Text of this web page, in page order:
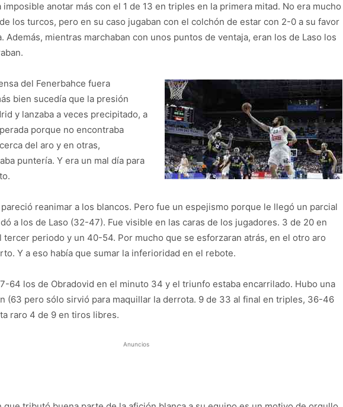
imposible anotar más con el 1 de 13 en triples en la primera mitad. No era mucho
los turcos, pero en su caso jugaban con el colchón de estar con 2-0 a su favor
Además, mientras marchaban con unos puntos de ventaja, eran los de Laso los
del Fenerbahce fuera
bien sucedía que la presión
y lanzaba a veces precipitado, a
porque no encontraba
del aro y en otras,
puntería. Y era un mal día para
reanimar a los blancos. Pero fue un espejismo porque le llegó un parcial
a los de Laso (32-47). Fue visible en las caras de los jugadores. 3 de 20 en
tercer periodo y un 40-54. Por mucho que se esforzaran atrás, en el otro aro
Y a eso había que sumar la inferioridad en el rebote.
64 los de Obradovid en el minuto 34 y el triunfo estaba encarrilado. Hubo una
(63 pero sólo sirvió para maquillar la derrota. 9 de 33 al final en triples, 36-46
raro 4 de 9 en tiros libres.
Anuncios